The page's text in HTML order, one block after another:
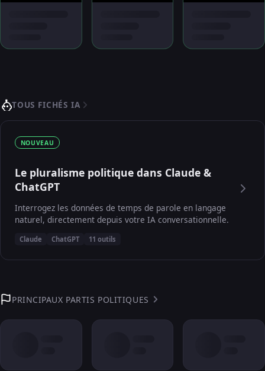
TOUS FICHÉS IA
NOUVEAU
Le pluralisme politique dans Claude &
ChatGPT
Interrogez les données de temps de parole en langage
naturel, directement depuis votre IA conversationnelle.
Claude ChatGPT 11 outils
PRINCIPAUX PARTIS POLITIQUES